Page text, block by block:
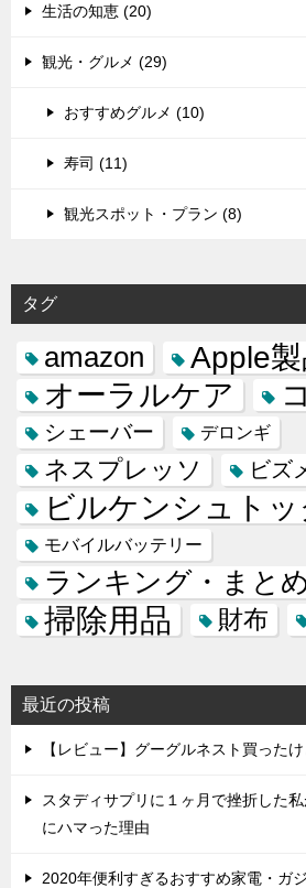
生活の知恵 (20)
観光・グルメ (29)
おすすめグルメ (10)
寿司 (11)
観光スポット・プラン (8)
タグ
amazon Apple
オーラルケア
シェーバー デロンギ
ネスプレッソ ビズ
ビルケンシュトッ
モバイルバッテリー
ランキング・まと
掃除用品 財布
最近の投稿
【レビュー】グーグルネスト買った
スタディサプリに１ヶ月で挫折した
にハマった理由
2020年便利すぎるおすすめ家電・ガ